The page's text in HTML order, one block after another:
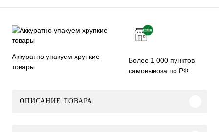
Аккуратно упакуем хрупкие
товары
Более 1 000 пунктов
самовывоза по РФ
ОПИСАНИЕ ТОВАРА